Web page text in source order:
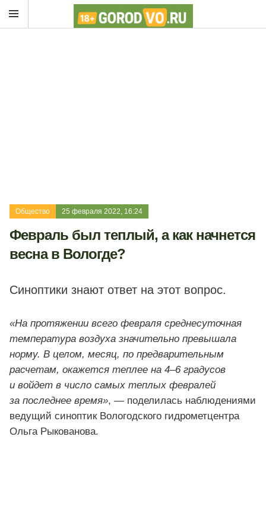
Общество 25 февраля 2022, 16:24
Февраль был теплый, а как начнется
весна в Вологде?
Синоптики знают ответ на этот вопрос.
«На протяжении всего февраля среднесуточная
температура воздуха значительно превышала
норму. В целом, месяц, по предварительным
расчетам, окажется теплее на 4–6 градусов
и войдет в число самых теплых февралей
за последнее время», — поделилась наблюдениями
ведущий синоптик Вологодского гидрометцентра
Ольга Рыкованова.